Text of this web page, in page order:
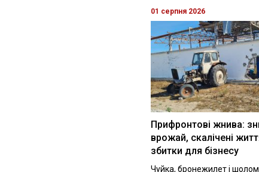
01 серпня 2026
Прифронтові жнива:
врожай, скалічені
збитки для бізнесу
Чуйка, бронежилет і